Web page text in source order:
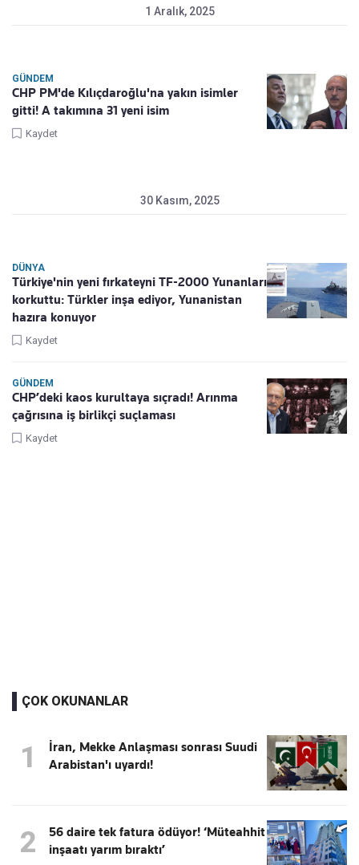
1 Aralık, 2025
GÜNDEM
CHP PM'de Kılıçdaroğlu'na yakın isimler
gitti! A takımına 31 yeni isim
Kaydet
30 Kasım, 2025
DÜNYA
Türkiye'nin yeni fırkateyni TF-2000 Yunanları
korkuttu: Türkler inşa ediyor, Yunanistan
hazıra konuyor
Kaydet
GÜNDEM
CHP’deki kaos kurultaya sıçradı! Arınma
çağrısına iş birlikçi suçlaması
Kaydet
ÇOK OKUNANLAR
1
İran, Mekke Anlaşması sonrası Suudi
Arabistan'ı uyardı!
2
56 daire tek fatura ödüyor! ‘Müteahhit
inşaatı yarım bıraktı’